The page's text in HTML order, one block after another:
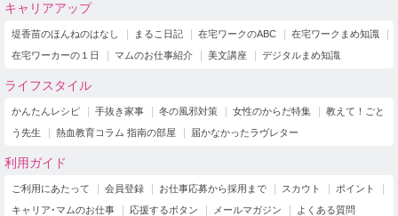
キャリアアップ
堤香苗のほんねのはなし まるこ日記 在宅ワークのABC
在宅ワークまめ知識
在宅ワーカーの１日
マムのお仕事紹介 美文講座 デジタルまめ知識
ライフスタイル
かんたんレシピ 手抜き家事 冬の風邪対策 女性のからだ特集
教えて！ごと
う先生
熱血教育コラム 指南の部屋 届かなかったラヴレター
利用ガイド
ご利用にあたって 会員登録 お仕事応募から採用まで スカウト
ポイント
キャリア･マムのお仕事
応援するボタン メールマガジン よくある質問